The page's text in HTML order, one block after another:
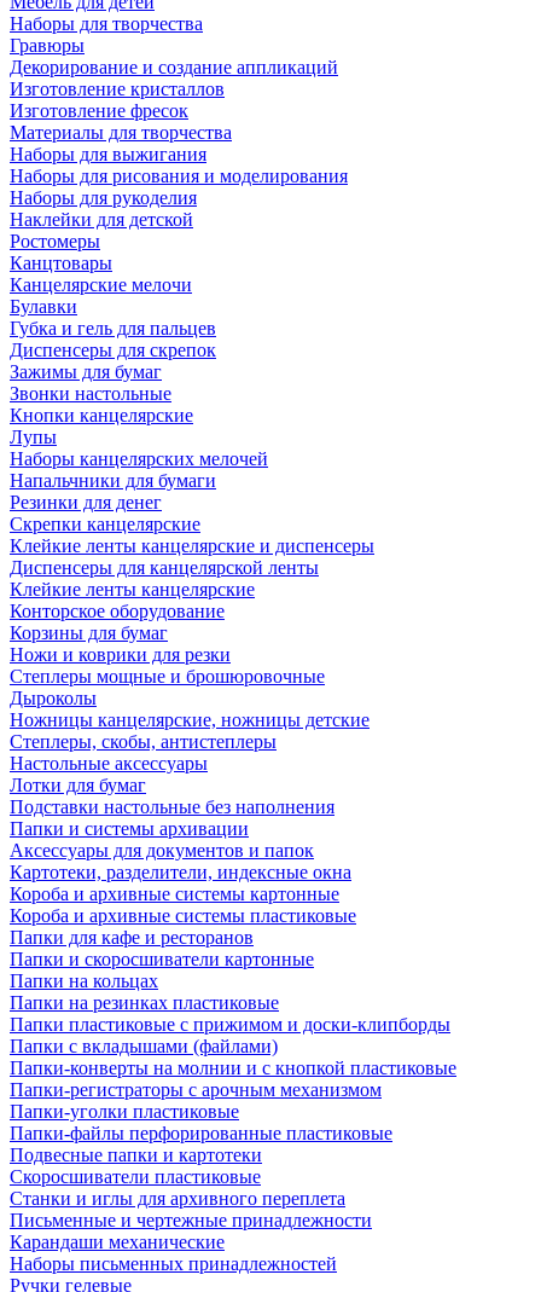
Наборы для творчества
Гравюры
Декорирование и создание аппликаций
Изготовление кристаллов
Изготовление фресок
Материалы для творчества
Наборы для выжигания
Наборы для рисования и моделирования
Наборы для рукоделия
Наклейки для детской
Ростомеры
Канцтовары
Канцелярские мелочи
Булавки
Губка и гель для пальцев
Диспенсеры для скрепок
Зажимы для бумаг
Звонки настольные
Кнопки канцелярские
Лупы
Наборы канцелярских мелочей
Напальчники для бумаги
Резинки для денег
Скрепки канцелярские
Клейкие ленты канцелярские и диспенсеры
Диспенсеры для канцелярской ленты
Клейкие ленты канцелярские
Конторское оборудование
Корзины для бумаг
Ножи и коврики для резки
Степлеры мощные и брошюровочные
Дыроколы
Ножницы канцелярские, ножницы детские
Степлеры, скобы, антистеплеры
Настольные аксессуары
Лотки для бумаг
Подставки настольные без наполнения
Папки и системы архивации
Аксессуары для документов и папок
Картотеки, разделители, индексные окна
Короба и архивные системы картонные
Короба и архивные системы пластиковые
Папки для кафе и ресторанов
Папки и скоросшиватели картонные
Папки на кольцах
Папки на резинках пластиковые
Папки пластиковые с прижимом и доски-клипборды
Папки с вкладышами (файлами)
Папки-конверты на молнии и с кнопкой пластиковые
Папки-регистраторы с арочным механизмом
Папки-уголки пластиковые
Папки-файлы перфорированные пластиковые
Подвесные папки и картотеки
Скоросшиватели пластиковые
Станки и иглы для архивного переплета
Письменные и чертежные принадлежности
Карандаши механические
Наборы письменных принадлежностей
Ручки гелевые